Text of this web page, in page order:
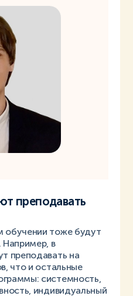
преподавать
обучении тоже будут
Например, в
преподавать на
что и остальные
системность,
индивидуальный